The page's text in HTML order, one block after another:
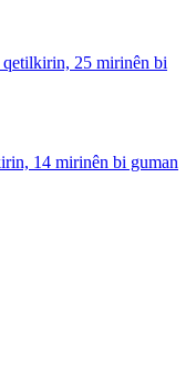
qetilkirin, 25 mirinên bi
14 mirinên bi guman